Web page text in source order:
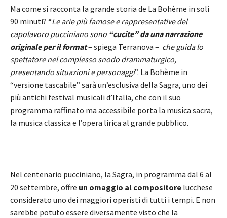
Ma come si racconta la grande storia de La Bohème in soli
90 minuti? “Le arie più famose e rappresentative del
capolavoro pucciniano sono “cucite” da una narrazione
originale per il format– spiega Terranova – che guida lo
spettatore nel complesso snodo drammaturgico,
presentando situazioni e personaggi”. La Bohème in
“versione tascabile” sarà un’esclusiva della Sagra, uno dei
più antichi festival musicali d’Italia, che con il suo
programma raffinato ma accessibile porta la musica sacra,
la musica classica e l’opera lirica al grande pubblico.
Nel centenario pucciniano, la Sagra, in programma dal 6 al
20 settembre, offre un omaggio al compositore lucchese
considerato uno dei maggiori operisti di tutti i tempi. E non
sarebbe potuto essere diversamente visto che la